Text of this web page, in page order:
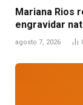
Mariana Rios
engravidar
agosto 7, 2026